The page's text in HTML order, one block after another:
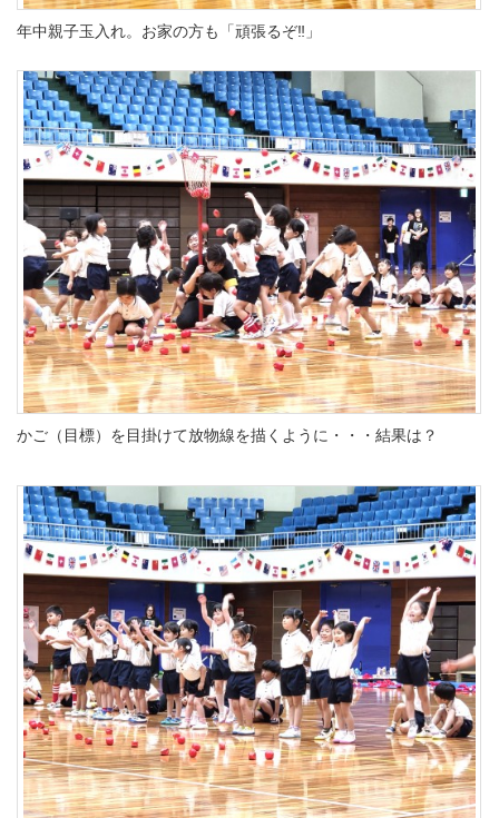
年中親子玉入れ。お家の方も「頑張るぞ‼」
かご（目標）を目掛けて放物線を描くように・・・結果は？